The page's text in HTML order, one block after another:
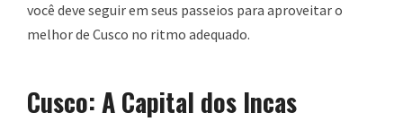
você deve seguir em seus passeios para aproveitar o
melhor de Cusco no ritmo adequado.
Cusco: A Capital dos Incas